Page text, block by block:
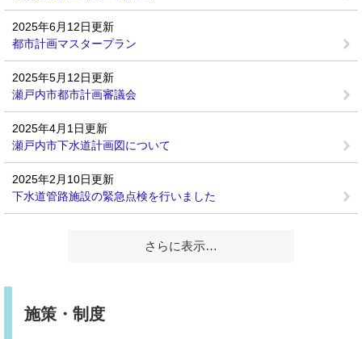
2025年6月12日更新
都市計画マスタープラン
2025年5月12日更新
瀬戸内市都市計画審議会
2025年4月1日更新
瀬戸内市下水道計画図について
2025年2月10日更新
下水道管路施設の緊急点検を行いました
さらに表示…
施策・制度